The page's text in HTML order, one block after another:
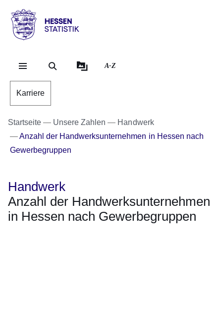
Hessen
Statistik
A-Z
Karriere
Startseite Unsere Zahlen
Handwerk
Anzahl der Handwerksunternehmen in Hessen nach
Gewerbegruppen
Handwerk
Anzahl der Handwerksunternehmen
in Hessen nach Gewerbegruppen